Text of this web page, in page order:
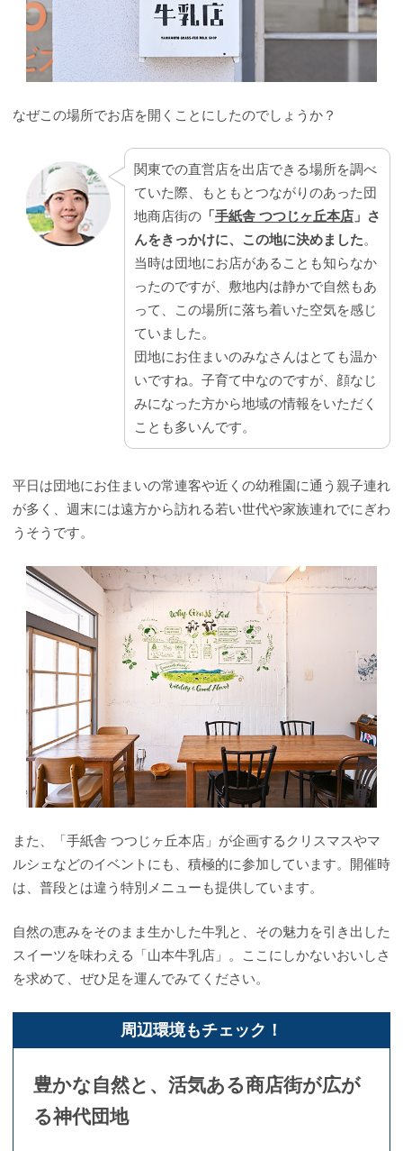
なぜこの場所でお店を開くことにしたのでしょうか？
関東での直営店を出店できる場所を調べ
ていた際、もともとつながりのあった団
地商店街の「手紙舎 つつじヶ丘本店」さ
んをきっかけに、この地に決めました。
当時は団地にお店があることも知らなか
ったのですが、敷地内は静かで自然もあ
って、この場所に落ち着いた空気を感じ
ていました。
団地にお住まいのみなさんはとても温か
いですね。子育て中なのですが、顔なじ
みになった方から地域の情報をいただく
ことも多いんです。
平日は団地にお住まいの常連客や近くの幼稚園に通う親子連れ
が多く、週末には遠方から訪れる若い世代や家族連れでにぎわ
うそうです。
また、「手紙舎 つつじヶ丘本店」が企画するクリスマスやマ
ルシェなどのイベントにも、積極的に参加しています。開催時
は、普段とは違う特別メニューも提供しています。
自然の恵みをそのまま生かした牛乳と、その魅力を引き出した
スイーツを味わえる「山本牛乳店」。ここにしかないおいしさ
を求めて、ぜひ足を運んでみてください。
周辺環境もチェック！
豊かな自然と、活気ある商店街が広が
る神代団地